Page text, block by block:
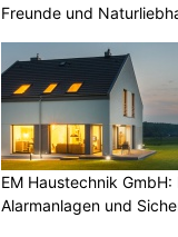
Freunde und
EM Haustechnik
Alarmanlagen und